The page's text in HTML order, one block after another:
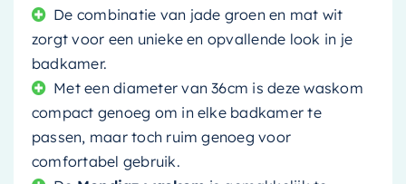
De combinatie van jade groen en mat wit
zorgt voor een unieke en opvallende look in je
badkamer.
Met een diameter van 36cm is deze waskom
compact genoeg om in elke badkamer te
passen, maar toch ruim genoeg voor
comfortabel gebruik.